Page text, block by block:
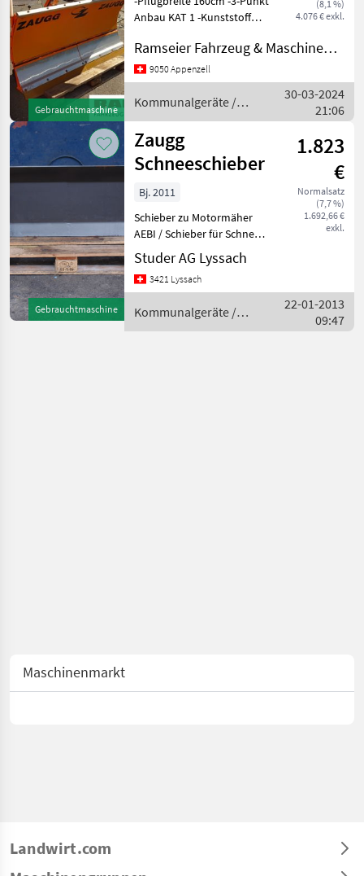
Gebrauchtmaschine
(8,1 %)
4.076 € exkl.
Anbau KAT 1 -Kunststoff
Occasionen auf Anfrage.
Kommunalgeräte
Winterdienst
Ramseier Fahrzeug & Maschinen AG
9050 Appenzell
Kommunalgeräte /
Zaugg
30-03-2024
21:06
Gebrauchtmaschine
Zaugg
Schneeschieber
1.823
€
Normalsatz
(7,7 %)
1.692,66 €
exkl.
Bj. 2011
Schieber zu Motormäher
AEBI / Schieber für Schnee
oder lose Guter /
Arbeitsbreite 125 cm / Höhe
55 cm / Zwei Laufrollen /
Neuwertig Kommunalgerä
Studer AG Lyssach
3421 Lyssach
Kommunalgeräte /
Zaugg
22-01-2013
09:47
Maschinenmarkt
Landwirt.com